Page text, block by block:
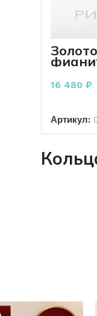
пробы
16 480 ₽
Артикул: